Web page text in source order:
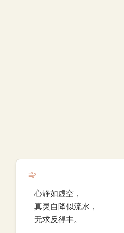
心静如虚空，
真灵自降似流水，
无求反得丰。